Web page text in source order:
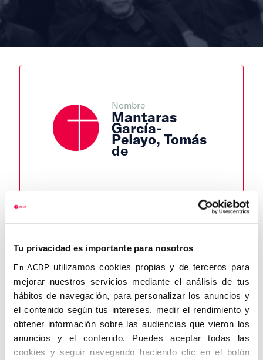
Tu privacidad es importante para nosotros
En ACDP utilizamos cookies propias y de terceros para
mejorar nuestros servicios mediante el análisis de tus
hábitos de navegación, para personalizar los anuncios y
el contenido según tus intereses, medir el rendimiento y
obtener información sobre las audiencias que vieron los
anuncios y el contenido. Puedes aceptar todas las
cookies y seguir navegando haciendo clic en el botón
Nombre
Mantaras
García-
Pelayo, Tomás
de
Puerta
Centro de
adscripción
Lugar de
nacimiento
Jerez de
la
Frontera
(Cádiz)
Lugar de